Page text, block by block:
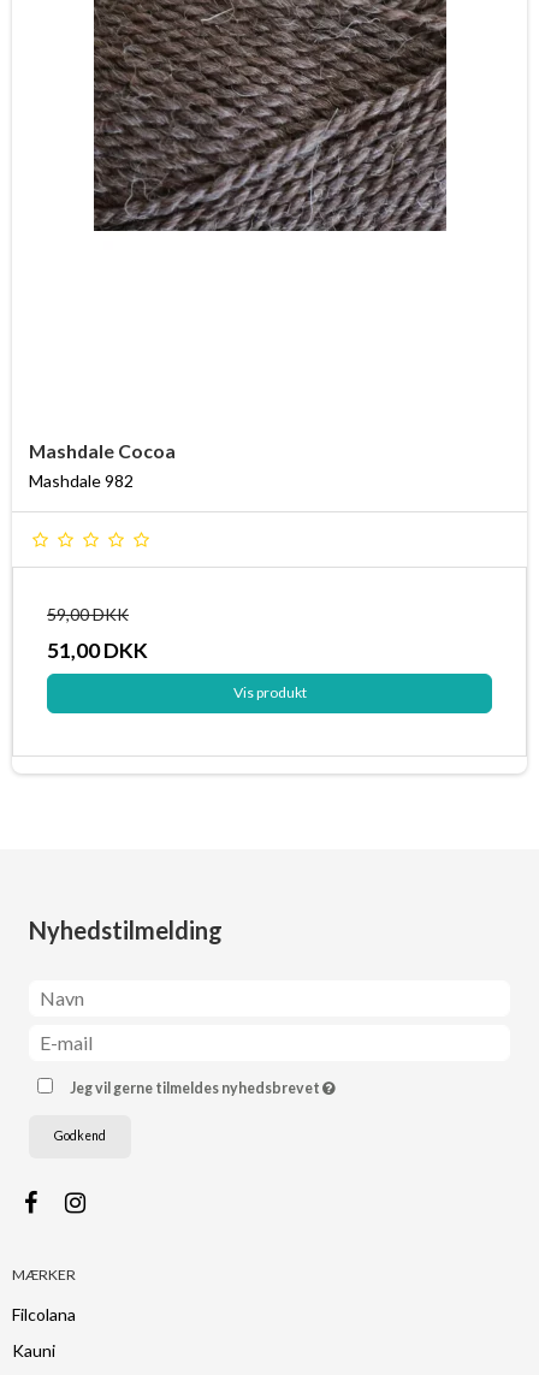
Mashdale Cocoa
Mashdale 982
59,00 DKK
51,00 DKK
Vis produkt
Nyhedstilmelding
Jeg vil gerne tilmeldes nyhedsbrevet
Godkend
MÆRKER
Filcolana
Kauni